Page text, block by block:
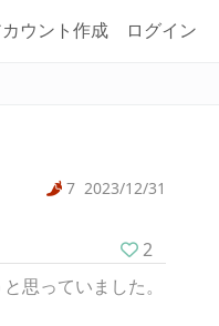
ウント作成 ログイン
7 2023/12/31
2
思っていました。